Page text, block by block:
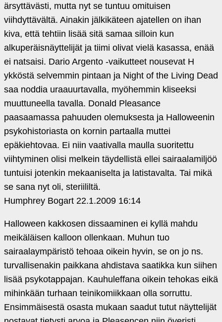
ärsyttävästi, mutta nyt se tuntuu omituisen
viihdyttävältä. Ainakin jälkikäteen ajatellen on ihan
kiva, että tehtiin lisää sitä samaa silloin kun
alkuperäisnäyttelijät ja tiimi olivat vielä kasassa, enää
ei natsaisi. Dario Argento ‑vaikutteet nousevat H
ykköstä selvemmin pintaan ja Night of the Living Dead
saa noddia uraauurtavalla, myöhemmin kliseeksi
muuttuneella tavalla. Donald Pleasance
paasaamassa pahuuden olemuksesta ja Halloweenin
psykohistoriasta on kornin partaalla muttei
epäkiehtovaa. Ei niin vaativalla maulla suoritettu
viihtyminen olisi melkein täydellistä ellei sairaalamiljöö
tuntuisi jotenkin mekaaniselta ja latistavalta. Tai mikä
se sana nyt oli, steriililtä.
Humphrey Bogart 22.1.2009 16:14
Halloween kakkosen dissaaminen ei kyllä mahdu
meikäläisen kalloon ollenkaan. Muhun tuo
sairaalaympäristö tehoaa oikein hyvin, se on jo ns.
turvallisenakin paikkana ahdistava saatikka kun siihen
lisää psykotappajan. Kauhuleffana oikein tehokas eikä
mihinkään turhaan teinikomiikkaan olla sorruttu.
Ensimmäisestä osasta mukaan saadut tutut näyttelijät